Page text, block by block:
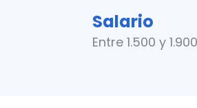
Salario
Entre 1.500 y